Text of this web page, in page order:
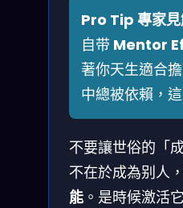
Pro Tip 專家見
自带 Mentor
著你天生適合
中總被依賴，
不要讓世俗的「
不在於成為别人
能 。是時候激活